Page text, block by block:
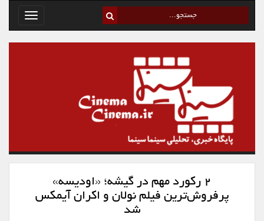
Toggle
۲ رکورد مهم در گیشه؛ «اودیسه»
پرفروش‌ترین فیلم نولان و اکران آیمکس
شد